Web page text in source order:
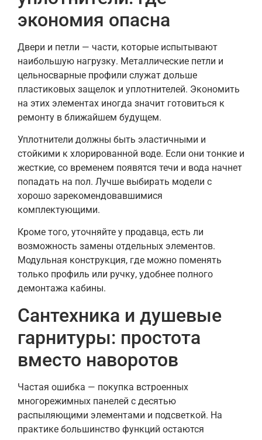
экономия опасна
Двери и петли — части, которые испытывают
наибольшую нагрузку. Металлические петли и
цельносварные профили служат дольше
пластиковых защелок и уплотнителей. Экономить
на этих элементах иногда значит готовиться к
ремонту в ближайшем будущем.
Уплотнители должны быть эластичными и
стойкими к хлорированной воде. Если они тонкие и
жесткие, со временем появятся течи и вода начнет
попадать на пол. Лучше выбирать модели с
хорошо зарекомендовавшимися
комплектующими.
Кроме того, уточняйте у продавца, есть ли
возможность замены отдельных элементов.
Модульная конструкция, где можно поменять
только профиль или ручку, удобнее полного
демонтажа кабины.
Сантехника и душевые
гарнитуры: простота
вместо наворотов
Частая ошибка — покупка встроенных
многорежимных панелей с десятью
распыляющими элементами и подсветкой. На
практике большинство функций остаются